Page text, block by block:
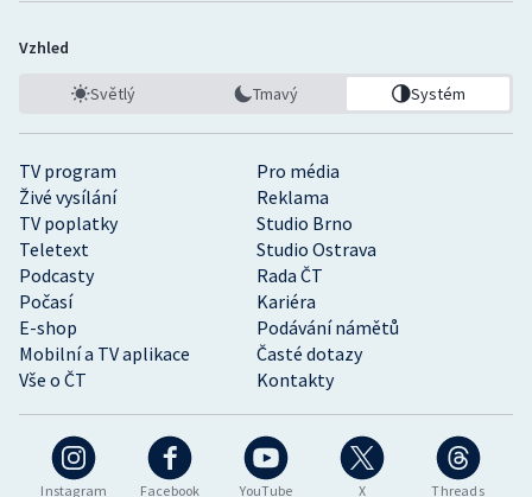
Instagram Facebook YouTube X Threads
TV program
Pro média
Živé vysílání
Reklama
TV poplatky
Studio Brno
Teletext
Studio Ostrava
Podcasty
Rada ČT
Počasí
Kariéra
E-shop
Podávání námětů
Mobilní a TV aplikace
Časté dotazy
Vše o ČT
Kontakty
Vzhled
Světlý Tmavý Systém